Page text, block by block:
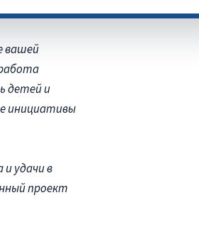
Это сообщение больше не появится
вашей
детей и
инициативы
и удачи в
проект